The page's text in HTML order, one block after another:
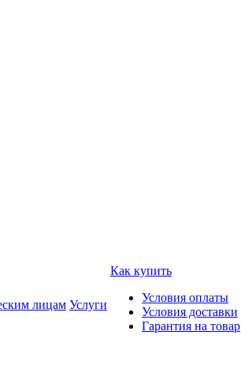
лицам Услуги
Как купить
Условия оплаты
Условия доставки
Гарантия на товар